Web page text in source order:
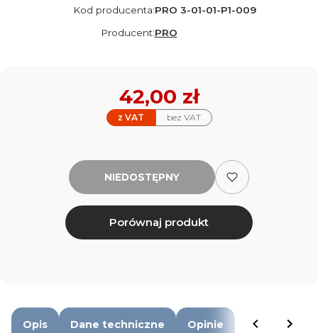
Kod producenta:PRO 3-01-01-P1-009
Producent:PRO
z VAT bez VAT
Cena
42,00 zł
NIEDOSTĘPNY
Porównaj produkt
Opis Dane techniczne Opinie